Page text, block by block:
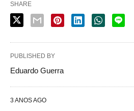
SHARE
PUBLISHED BY
Eduardo Guerra
3 ANOS AGO